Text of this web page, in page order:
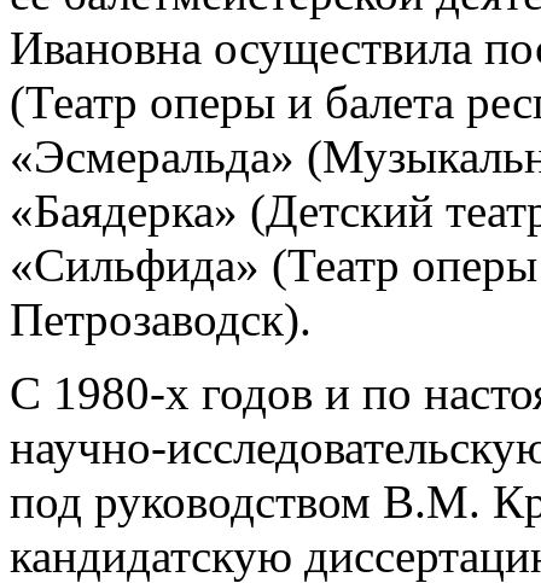
Ивановна осуществила
(Театр оперы и балета
«Эсмеральда»
«Баядерка» (Детский
«Сильфида» (Театр
Петрозаводск).
С 1980-х годов и по
научно-
под руководством В.М.
кандидатскую